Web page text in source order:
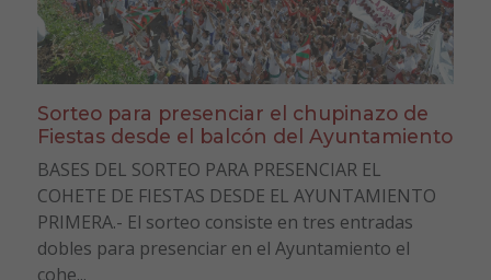
Sorteo para presenciar el chupinazo de
Fiestas desde el balcón del Ayuntamiento
BASES DEL SORTEO PARA PRESENCIAR EL
COHETE DE FIESTAS DESDE EL AYUNTAMIENTO
PRIMERA.- El sorteo consiste en tres entradas
dobles para presenciar en el Ayuntamiento el
cohe...